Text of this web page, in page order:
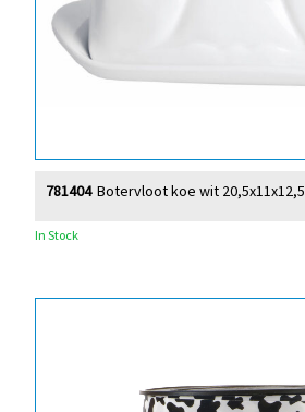
Botervloot koe wit
781404
In Stock